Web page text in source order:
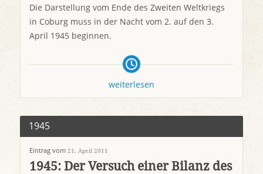
Die Darstellung vom Ende des Zweiten Weltkriegs
in Coburg muss in der Nacht vom 2. auf den 3.
April 1945 beginnen.
weiterlesen
1945
Eintrag vom 21. April 2011
1945: Der Versuch einer Bilanz des